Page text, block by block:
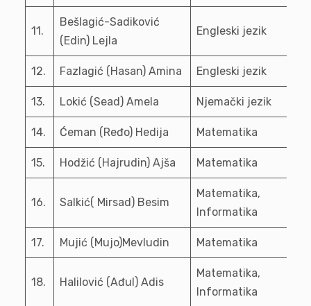
11.
Bešlagić-Sadiković
(Edin) Lejla
Engleski jezik
12. Fazlagić (Hasan) Amina Engleski jezik
13. Lokić (Sead) Amela Njemački jezik
14. Ćeman (Ređo) Hedija Matematika
15. Hodžić (Hajrudin) Ajša Matematika
16. Salkić( Mirsad) Besim
Matematika,
Informatika
17. Mujić (Mujo)Mevludin Matematika
18. Halilović (Ađul) Adis
Matematika,
Informatika